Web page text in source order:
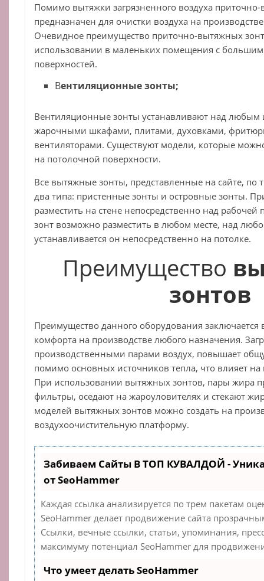
Помимо вытяжки загрязненного воздуха
предназначен для очистки воздуха на
Очевидное преимущество приточно-вытяжных
использовании в маленьких помещения с
поверхностей.
Вентиляционные зонты;
Вентиляционные зонты устанавливают над любым
жарочными шкафами, плитами, духовками,
вентиляторами. Существуют модели, которые
на потолочной поверхности.
Все вытяжные зонты, представленные на сайте, по
два типа: пристенные зонты и островные зонты.
разместить на стене непосредственно над
зонт возможно разместить в любом месте, над
устанавливается он непосредственно на потолке.
Преимущество
зонтов
Преимущество данного оборудования заключается
комфорта на производстве любого назначения.
производственными парами воздух, повышает
помимо основных источников тепла, что влияет на
При использовании вытяжных зонтов, пары жира
фильтры, оседают на жароуловителях и стекают
моделей вытяжных зонтов можно создать на
воздухоочистительную платформу.
Забиваем Сайты В ТОП КУВАЛДОЙ -
от SeoHammer
Каждая ссылка анализируется по трем пакетам
SeoHammer делает продвижение сайта
Ссылки, вечные ссылки, статьи, упоминания,
максимуму потенциал SeoHammer для
Что умеет делать SeoHammer